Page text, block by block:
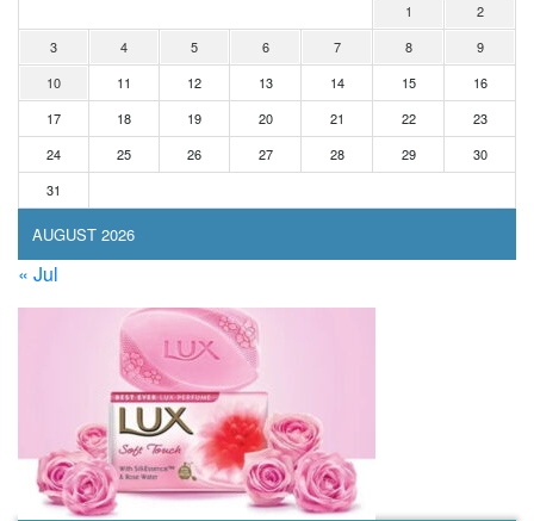
AUGUST 2026
1
2
3
4 5 6 7 8
9
10
11 12 13 14 15
16
17
18 19 20 21 22
23
24
25 26 27 28 29
30
31
« Jul